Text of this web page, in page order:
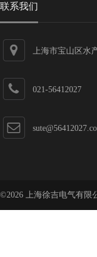
联系我们
上海市宝山区水
021-56412027
©2026 上海徐吉电气有限